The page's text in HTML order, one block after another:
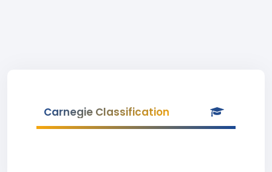
Carnegie Classification